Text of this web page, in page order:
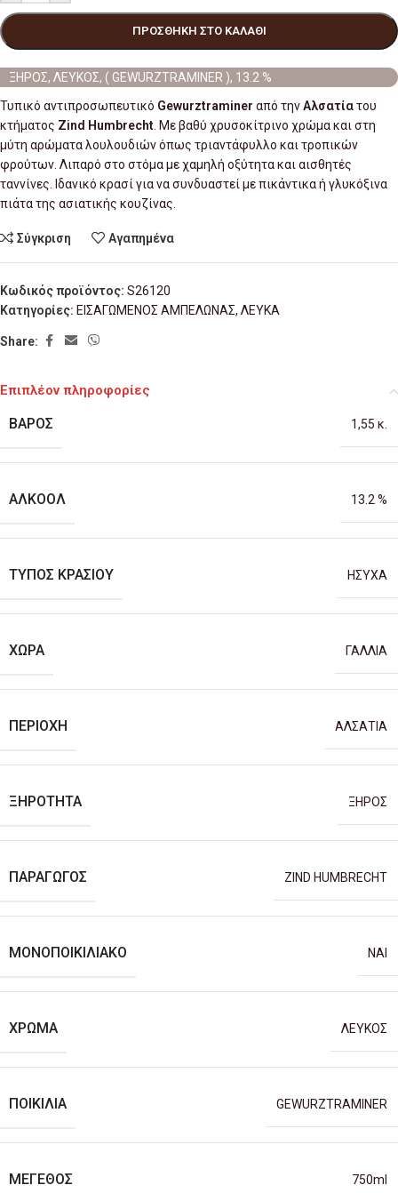
ΠΡΟΣΘΉΚΗ ΣΤΟ ΚΑΛΆΘΙ
ΞΗΡΟΣ, ΛΕΥΚΟΣ, ( GEWURZTRAMINER ), 13.2 %
Τυπικό αντιπροσωπευτικό Gewurztraminer από τηνΑλσατίατου
κτήματος Zind Humbrecht . Με βαθύ χρυσοκίτρινο χρώμα και στη
μύτη αρώματα λουλουδιών όπως τριαντάφυλλο και τροπικών
φρούτων. Λιπαρό στο στόμα με χαμηλή οξύτητα και αισθητές
ταννίνες. Ιδανικό κρασί για να συνδυαστεί με πικάντικα ή γλυκόξινα
πιάτα της ασιατικής κουζίνας.
Σύγκριση Αγαπημένα
Κωδικός προϊόντος: S26120
Κατηγορίες: ΕΙΣΑΓΩΜΕΝΟΣ ΑΜΠΕΛΩΝΑΣ, ΛΕΥΚΑ
Share:
Επιπλέον πληροφορίες
ΒΆΡΟΣ 1,55 κ.
ΑΛΚΟΌΛ 13.2 %
ΤΎΠΟΣ ΚΡΑΣΙΟΎ ΗΣΥΧΑ
ΧΏΡΑ ΓΑΛΛΙΑ
ΠΕΡΙΟΧΉ ΑΛΣΑΤΙΑ
ΞΗΡΌΤΗΤΑ ΞΗΡΟΣ
ΠΑΡΑΓΩΓΌΣ ZIND HUMBRECHT
ΜΟΝΟΠΟΙΚΙΛΙΑΚΌ ΝΑΙ
ΧΡΏΜΑ ΛΕΥΚΟΣ
ΠΟΙΚΙΛΊΑ GEWURZTRAMINER
ΜΈΓΕΘΟΣ 750ml